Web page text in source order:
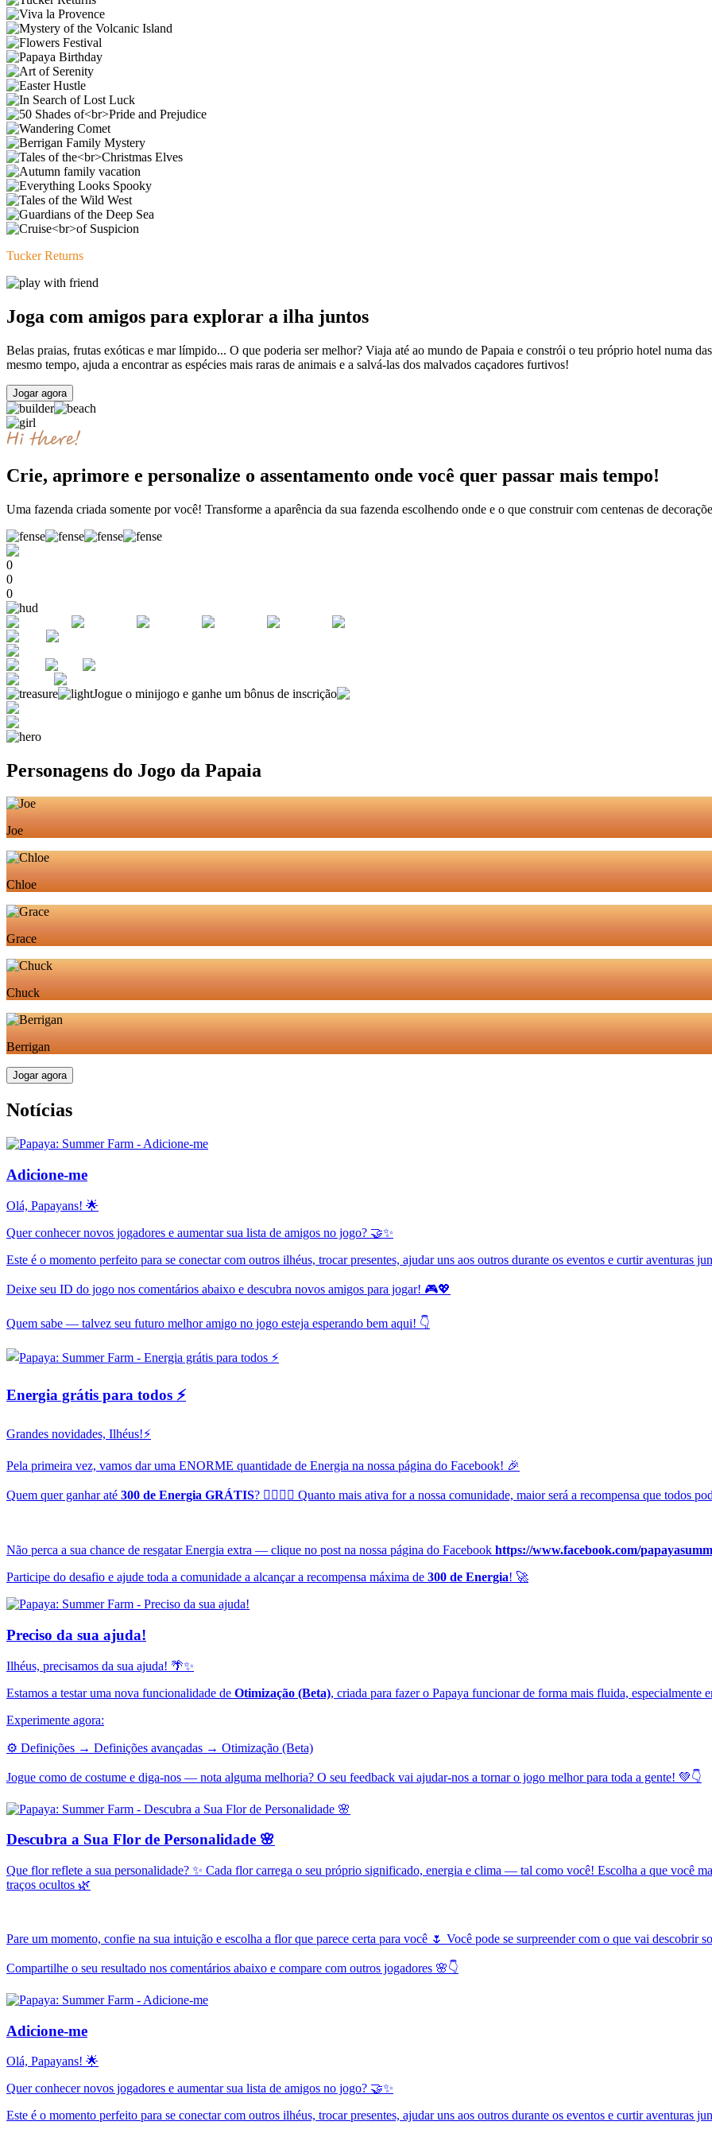
Tucker Returns
Joga com amigos para explorar a ilha juntos
Belas praias, frutas exóticas e mar límpido... O que poderia ser melhor? Viaja até ao mundo de Papaia e constrói o teu próprio hotel numa
mesmo tempo, ajuda a encontrar as espécies mais raras de animais e a salvá-las dos malvados caçadores furtivos!
Jogar agora
Crie, aprimore e personalize o assentamento onde você quer passar mais tempo!
Uma fazenda criada somente por você! Transforme a aparência da sua fazenda escolhendo onde e o que construir com centenas de
0
0
0
Jogue o minijogo e ganhe um bônus de inscrição
Personagens do Jogo da Papaia
Joe
Chloe
Grace
Chuck
Berrigan
Jogar agora
Notícias
Adicione-me
Olá, Papayans! 🌟
Quer conhecer novos jogadores e aumentar sua lista de amigos no jogo? 🤝✨
Este é o momento perfeito para se conectar com outros ilhéus, trocar presentes, ajudar uns aos outros durante os eventos e curtir aventuras
Deixe seu ID do jogo nos comentários abaixo e descubra novos amigos para jogar! 🎮💖
Quem sabe — talvez seu futuro melhor amigo no jogo esteja esperando bem aqui! 👇
Energia grátis para todos ⚡
Grandes novidades, Ilhéus!⚡
Pela primeira vez, vamos dar uma ENORME quantidade de Energia na nossa página do Facebook! 🎉
Quem quer ganhar até 300 de Energia GRÁTIS? 🙋‍♀️🙋‍♂️ Quanto mais ativa for a nossa comunidade, maior será a recompensa que todos
Não perca a sua chance de resgatar Energia extra — clique no post na nossa página do Facebook https://www.facebook.com/
Participe do desafio e ajude toda a comunidade a alcançar a recompensa máxima de 300 de Energia! 🚀
Preciso da sua ajuda!
Ilhéus, precisamos da sua ajuda! 🌴✨
Estamos a testar uma nova funcionalidade de Otimização (Beta), criada para fazer o Papaya funcionar de forma mais fluida, especialmente
Experimente agora:
⚙️ Definições → Definições avançadas → Otimização (Beta)
Jogue como de costume e diga-nos — nota alguma melhoria? O seu feedback vai ajudar-nos a tornar o jogo melhor para toda a gente! 💚👇
Descubra a Sua Flor de Personalidade 🌸
Que flor reflete a sua personalidade? ✨ Cada flor carrega o seu próprio significado, energia e clima — tal como você! Escolha a que você
traços ocultos 🌿
Pare um momento, confie na sua intuição e escolha a flor que parece certa para você 🌷 Você pode se surpreender com o que vai descobrir
Compartilhe o seu resultado nos comentários abaixo e compare com outros jogadores 🌸👇
Adicione-me
Olá, Papayans! 🌟
Quer conhecer novos jogadores e aumentar sua lista de amigos no jogo? 🤝✨
Este é o momento perfeito para se conectar com outros ilhéus, trocar presentes, ajudar uns aos outros durante os eventos e curtir aventuras